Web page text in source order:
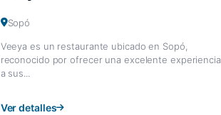
Sopó
Veeya es un restaurante ubicado en Sopó,
reconocido por ofrecer una excelente experiencia
a sus...
Ver detalles